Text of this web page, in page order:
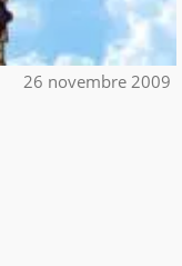
26 novembre 2009